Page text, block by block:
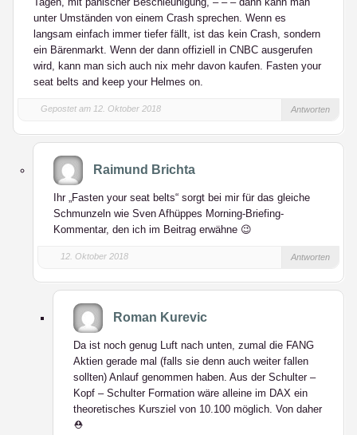
unter Umständen von einem Crash sprechen. Wenn es
langsam einfach immer tiefer fällt, ist das kein Crash, sondern
ein Bärenmarkt. Wenn der dann offiziell in CNBC ausgerufen
wird, kann man sich auch nix mehr davon kaufen. Fasten your
seat belts and keep your Helmes on.
Gepostet am 12. Oktober 2018 Antworten
Raimund Brichta
Ihr „Fasten your seat belts“ sorgt bei mir für das gleiche
Schmunzeln wie Sven Afhüppes Morning-Briefing-
Kommentar, den ich im Beitrag erwähne 😉
12. Oktober 2018 Antworten
Roman Kurevic
Da ist noch genug Luft nach unten, zumal die FANG
Aktien gerade mal (falls sie denn auch weiter fallen
sollten) Anlauf genommen haben. Aus der Schulter –
Kopf – Schulter Formation wäre alleine im DAX ein
theoretisches Kursziel von 10.100 möglich. Von daher
⛑